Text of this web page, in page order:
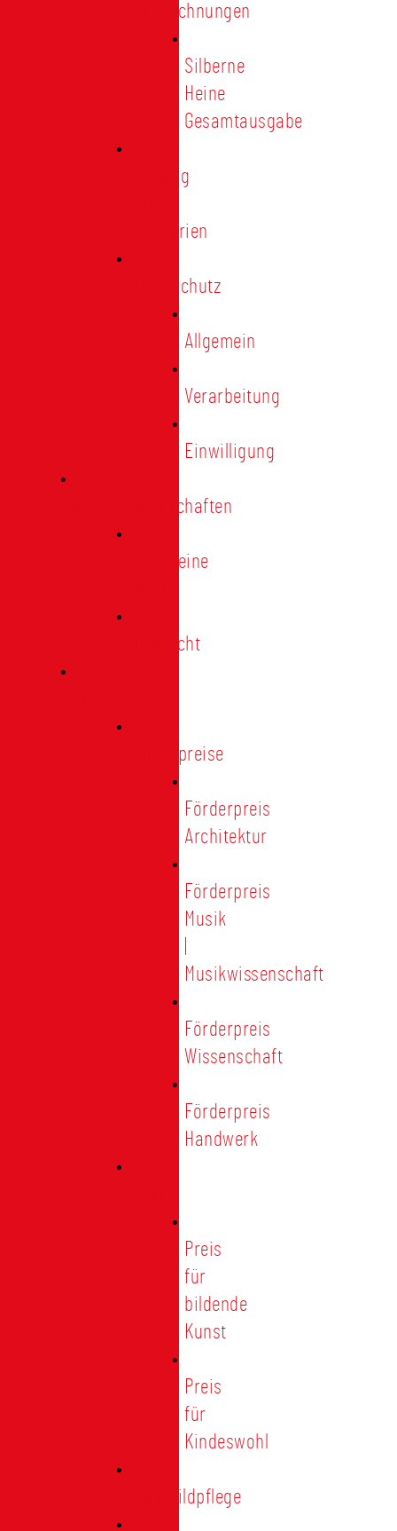
Auszeichnungen
Silberne
Heine
Gesamtausgabe
Satzung
Regularien
Datenschutz
Allgemein
Verarbeitung
Einwilligung
Tischgemeinschaften
Allgemeine
Übersicht
Förderpreise
Förderpreis
Architektur
Förderpreis
Musik
Musikwissenschaft
Förderpreis
Wissenschaft
Förderpreis
Handwerk
Preis
für
bildende
Kunst
Preis
für
Kindeswohl
Stadtbildpflege